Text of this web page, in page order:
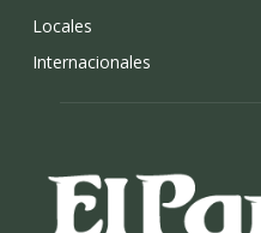
Locales
Internacionales